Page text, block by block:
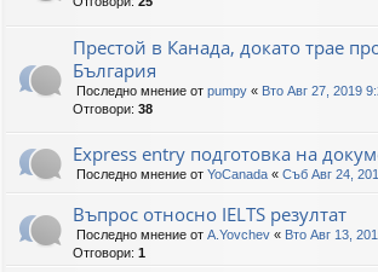
Престой в Канада, докато трае
България
Последно мнение от pumpy « Вто Авг 27, 2019
Отговори: 38
Express entry подготовка на
Последно мнение от YoCanada « Съб Авг 24,
Въпрос относно IELTS резултат
Последно мнение от A.Yovchev « Вто Авг 13,
Отговори: 1